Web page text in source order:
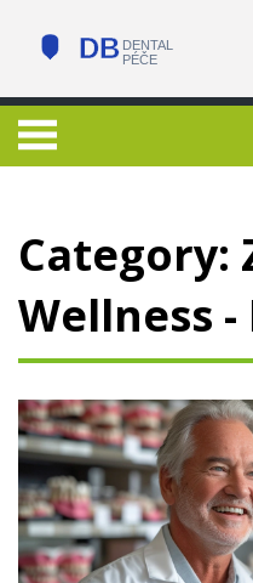
Category:
Wellness -